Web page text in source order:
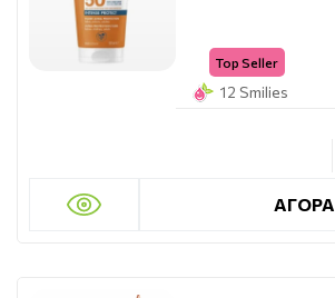
Top Seller
12 Smilies
ΑΓΟΡΑ